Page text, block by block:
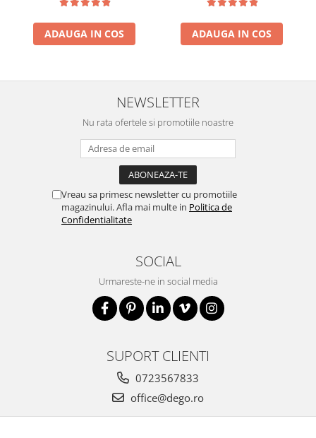
ADAUGA IN COS ADAUGA IN COS
NEWSLETTER
Nu rata ofertele si promotiile noastre
Vreau sa primesc newsletter cu promotiile
magazinului. Afla mai multe in Politica de
Confidentialitate
SOCIAL
Urmareste-ne in social media
SUPORT CLIENTI
0723567833
office@dego.ro